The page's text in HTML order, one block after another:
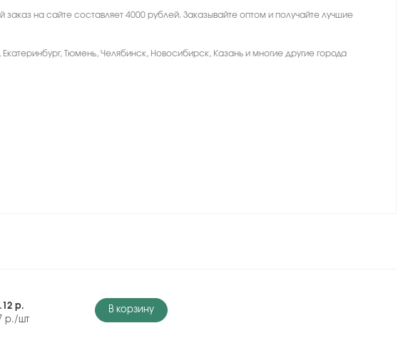
на сайте составляет 4000 рублей. Заказывайте оптом и получайте лучшие
Тюмень, Челябинск, Новосибирск, Казань и многие другие города
р.
р./шт
В корзину